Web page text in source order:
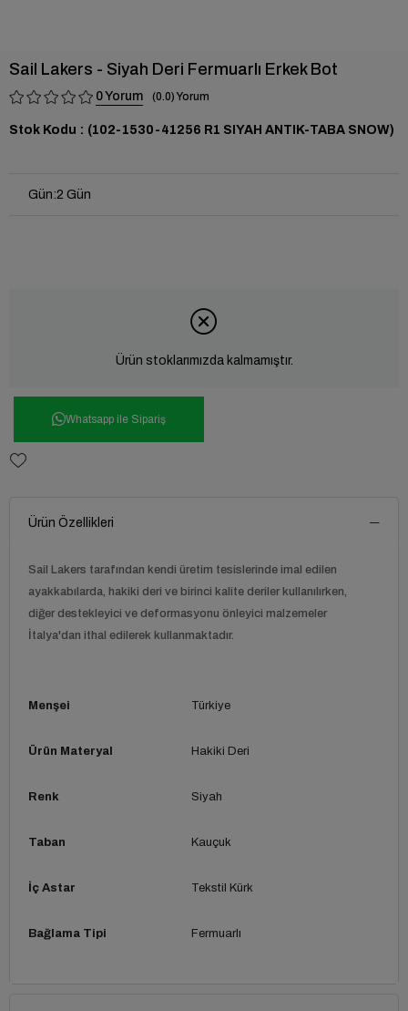
Sail Lakers - Siyah Deri Fermuarlı Erkek Bot
0 0.0
Stok Kodu (102-1530-41256 R1 SIYAH ANTIK-TABA SNOW)
Gün:2 Gün
Ürün stoklarımızda kalmamıştır.
Whatsapp ile Sipariş
Ürün Özellikleri
Sail Lakers tarafından kendi üretim tesislerinde imal edilen
ayakkabılarda, hakiki deri ve birinci kalite deriler kullanılırken,
diğer destekleyici ve deformasyonu önleyici malzemeler
İtalya'dan ithal edilerek kullanmaktadır.
Menşei Türkiye
Ürün Materyal Hakiki Deri
Renk Siyah
Taban Kauçuk
İç Astar Tekstil Kürk
Bağlama Tipi Fermuarlı